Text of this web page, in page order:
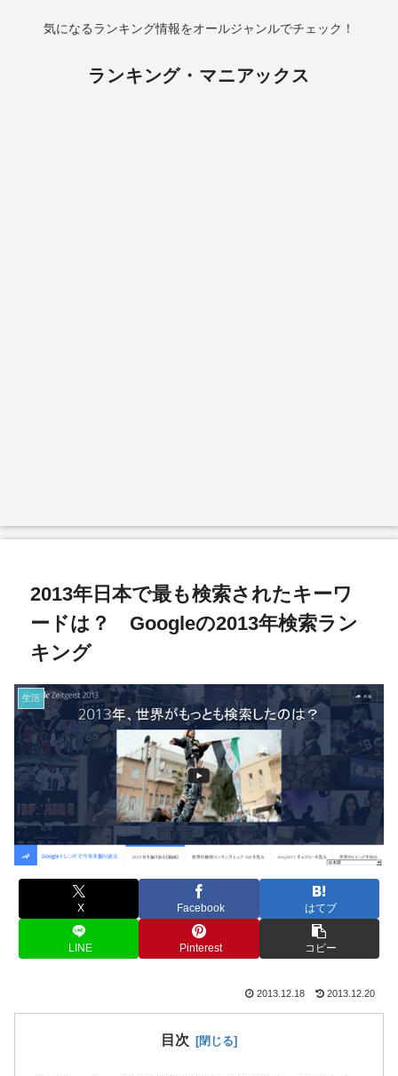
気になるランキング情報をオールジャンルでチェック！
ランキング・マニアックス
2013年日本で最も検索されたキーワ
ードは？ Googleの2013年検索ラン
キング
生活
X Facebook はてブ
LINE Pinterest コピー
2013.12.18 2013.12.20
目次